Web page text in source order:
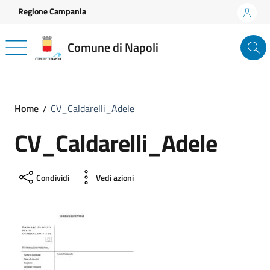
Vai ai contenuti
Vai al footer
Regione Campania
Comune di Napoli
Home CV_Caldarelli_Adele
CV_Caldarelli_Adele
Condividi Vedi azioni